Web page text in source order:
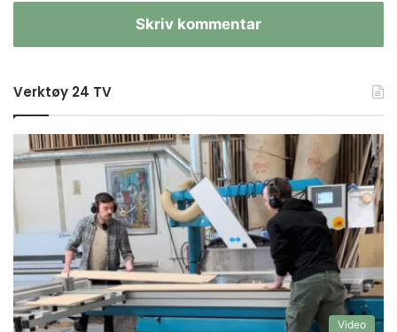
Skriv kommentar
Verktøy 24 TV
Video